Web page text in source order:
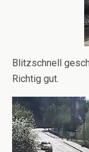
Blitzschnell
Richtig gut.
Video-
Player